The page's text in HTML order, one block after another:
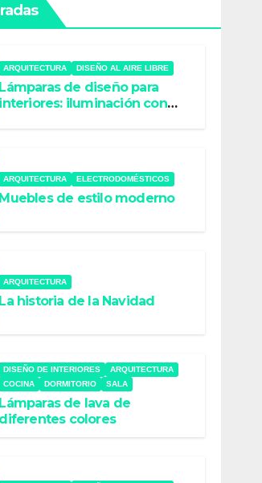
ARQUITECTURA DISEÑO AL AIRE LIBRE
Lámparas de diseño para
interiores: iluminación con
ARQUITECTURA ELECTRODOMÉSTICOS
Muebles de estilo moderno
ARQUITECTURA
La historia de la Navidad
DISEÑO DE INTERIORES
ARQUITECTURA
COCINA
DORMITORIO SALA
Lámparas de lava de
diferentes colores